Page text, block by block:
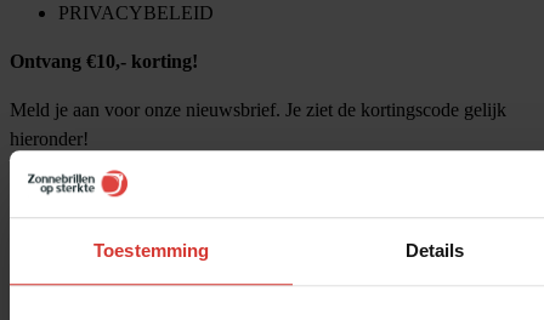
Toestemming Details
PRIVACYBELEID
Ontvang €10,- korting!
Meld je aan voor onze nieuwsbrief. Je ziet de kortingscode gelijk
hieronder!